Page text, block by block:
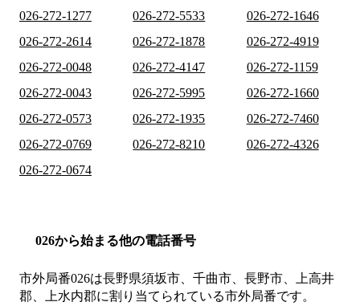
026-272-1277
026-272-5533
026-272-1646
026-272-2614
026-272-1878
026-272-4919
026-272-0048
026-272-4147
026-272-1159
026-272-0043
026-272-5995
026-272-1660
026-272-0573
026-272-1935
026-272-7460
026-272-0769
026-272-8210
026-272-4326
026-272-0674
026から始まる他の電話番号
市外局番026は長野県須坂市、千曲市、長野市、上高井
郡、上水内郡に割り当てられている市外局番です。